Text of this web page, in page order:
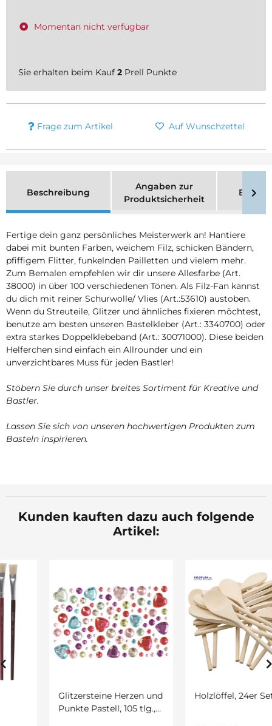
Momentan nicht verfügbar
Sie erhalten beim Kauf 2 Prell Punkte
Frage zum Artikel Auf Wunschzettel
Beschreibung
Angaben zur
Produktsicherheit
Fertige dein ganz persönliches Meisterwerk an! Hantiere
dabei mit bunten Farben, weichem Filz, schicken Bändern,
pfiffigem Flitter, funkelnden Pailletten und vielem mehr.
Zum Bemalen empfehlen wir dir unsere Allesfarbe (Art.
38000) in über 100 verschiedenen Tönen. Als Filz-Fan kannst
du dich mit reiner Schurwolle/ Vlies (Art.:53610) austoben.
Wenn du Streuteile, Glitzer und ähnliches fixieren möchtest,
benutze am besten unseren Bastelkleber (Art.: 3340700) oder
extra starkes Doppelklebeband (Art.: 30071000). Diese beiden
Helferchen sind einfach ein Allrounder und ein
unverzichtbares Muss für jeden Bastler!
Stöbern Sie durch unser breites Sortiment für Kreative und
Bastler.
Lassen Sie sich von unseren hochwertigen Produkten zum
Basteln inspirieren.
Kunden kauften dazu auch folgende
Artikel:
Glitzersteine Herzen und
Punkte Pastell, 105 tlg.,
Holzlöffel, 24er Set